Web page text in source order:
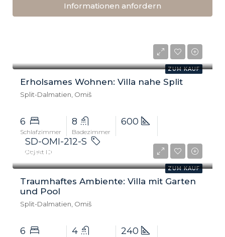
Informationen anfordern
ZUM KAUF
Erholsames Wohnen: Villa nahe Split
Split-Dalmatien, Omiš
6
Schlafzimmer
8
Badezimmer
600
SD-OMI-212-S
Objekt ID
ZUM KAUF
700.000 €
Traumhaftes Ambiente: Villa mit Garten
und Pool
Split-Dalmatien, Omiš
6 4
240